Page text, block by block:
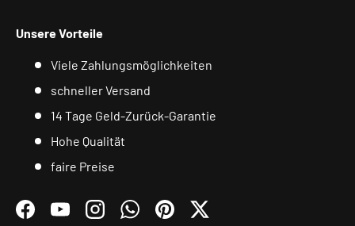
Unsere Vorteile
Viele Zahlungsmöglichkeiten
schneller Versand
14 Tage Geld-Zurück-Garantie
Hohe Qualität
faire Preise
FacebookYouTubeInstagramWhatsAppPinterestTwitter